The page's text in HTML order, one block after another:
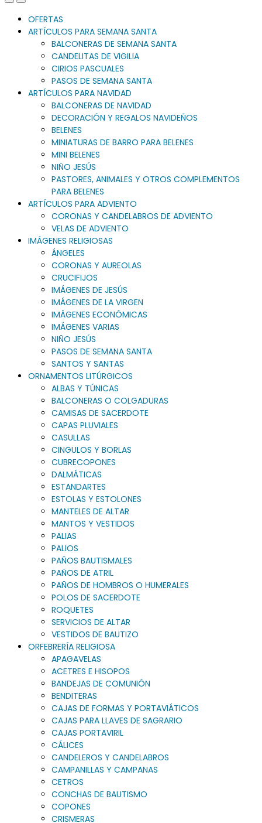
Previous
Slide
Next
Slide
OFERTAS
ARTÍCULOS PARA SEMANA SANTA
BALCONERAS DE SEMANA SANTA
CANDELITAS DE VIGILIA
CIRIOS PASCUALES
PASOS DE SEMANA SANTA
ARTÍCULOS PARA NAVIDAD
BALCONERAS DE NAVIDAD
DECORACIÓN Y REGALOS NAVIDEÑOS
BELENES
MINIATURAS DE BARRO PARA BELENES
MINI BELENES
NIÑO JESÚS
PASTORES, ANIMALES Y OTROS COMPLEMENTOS
PARA BELENES
ARTÍCULOS PARA ADVIENTO
CORONAS Y CANDELABROS DE ADVIENTO
VELAS DE ADVIENTO
IMÁGENES RELIGIOSAS
ÁNGELES
CORONAS Y AUREOLAS
CRUCIFIJOS
IMÁGENES DE JESÚS
IMÁGENES DE LA VIRGEN
IMÁGENES ECONÓMICAS
IMÁGENES VARIAS
NIÑO JESÚS
PASOS DE SEMANA SANTA
SANTOS Y SANTAS
ORNAMENTOS LITÚRGICOS
ALBAS Y TÚNICAS
BALCONERAS O COLGADURAS
CAMISAS DE SACERDOTE
CAPAS PLUVIALES
CASULLAS
CINGULOS Y BORLAS
CUBRECOPONES
DALMÁTICAS
ESTANDARTES
ESTOLAS Y ESTOLONES
MANTELES DE ALTAR
MANTOS Y VESTIDOS
PALIAS
PALIOS
PAÑOS BAUTISMALES
PAÑOS DE ATRIL
PAÑOS DE HOMBROS O HUMERALES
POLOS DE SACERDOTE
ROQUETES
SERVICIOS DE ALTAR
VESTIDOS DE BAUTIZO
ORFEBRERÍA RELIGIOSA
APAGAVELAS
ACETRES E HISOPOS
BANDEJAS DE COMUNIÓN
BENDITERAS
CAJAS DE FORMAS Y PORTAVIÁTICOS
CAJAS PARA LLAVES DE SAGRARIO
CAJAS PORTAVIRIL
CÁLICES
CANDELEROS Y CANDELABROS
CAMPANILLAS Y CAMPANAS
CETROS
CONCHAS DE BAUTISMO
COPONES
CRISMERAS